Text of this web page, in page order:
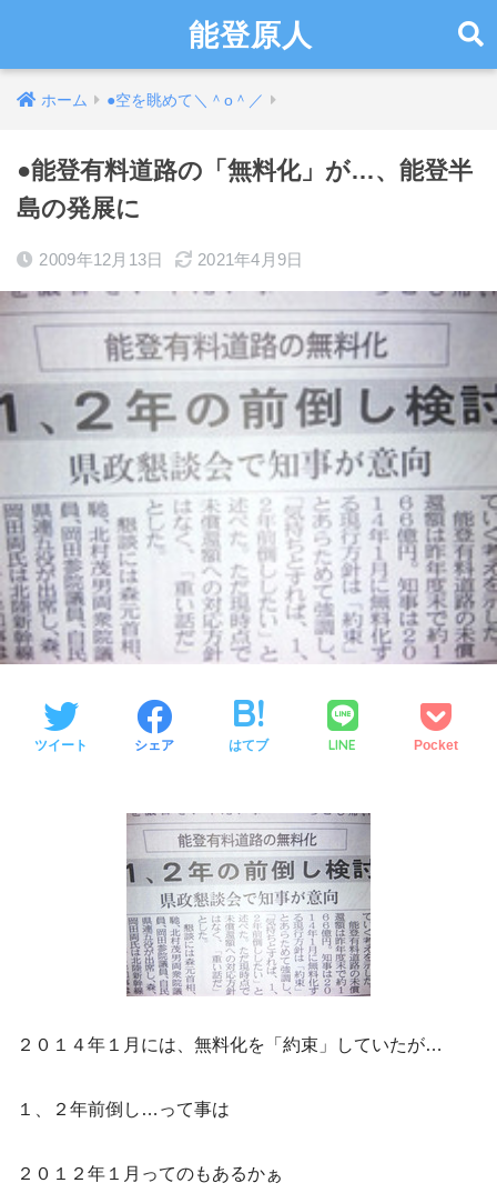
能登原人
ホーム ●空を眺めて＼＾o＾／
●能登有料道路の「無料化」が…、能登半
島の発展に
2009年12月13日 2021年4月9日
ツイート シェア はてブ LINE Pocket
２０１４年１月には、無料化を「約束」していたが…
１、２年前倒し…って事は
２０１２年１月ってのもあるかぁ